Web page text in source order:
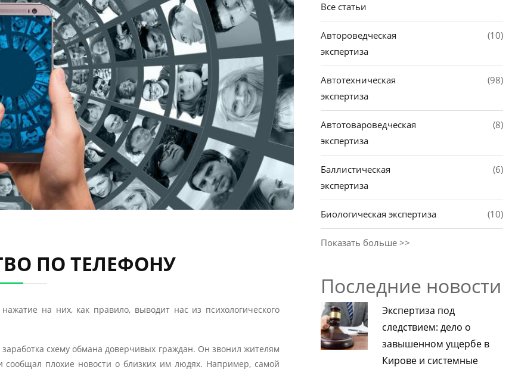
ПО ТЕЛЕФОНУ
на них, как правило, выводит нас из психологического
схему обмана доверчивых граждан. Он звонил жителям
плохие новости о близких им людях. Например, самой
Все статьи
Автороведческая
экспертиза
(10)
Автотехническая
экспертиза
(98)
Автотовароведческая
экспертиза
(8)
Баллистическая
экспертиза
(6)
Биологическая экспертиза (10)
Показать больше >>
Последние новости
Экспертиза под
следствием: дело о
завышенном ущербе в
Кирове и системные